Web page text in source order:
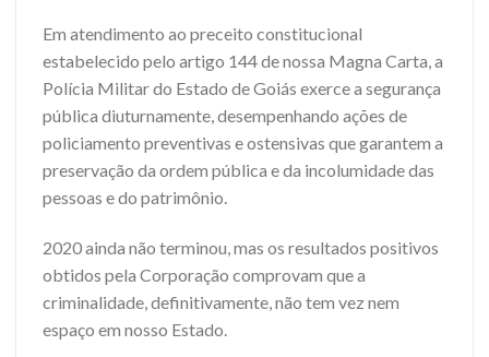
Em atendimento ao preceito constitucional
estabelecido pelo artigo 144 de nossa Magna Carta, a
Polícia Militar do Estado de Goiás exerce a segurança
pública diuturnamente, desempenhando ações de
policiamento preventivas e ostensivas que garantem a
preservação da ordem pública e da incolumidade das
pessoas e do patrimônio.
2020 ainda não terminou, mas os resultados positivos
obtidos pela Corporação comprovam que a
criminalidade, definitivamente, não tem vez nem
espaço em nosso Estado.